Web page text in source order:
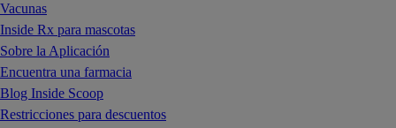
Vacunas
Inside Rx para mascotas
Sobre la Aplicación
Encuentra una farmacia
Blog Inside Scoop
Restricciones para descuentos